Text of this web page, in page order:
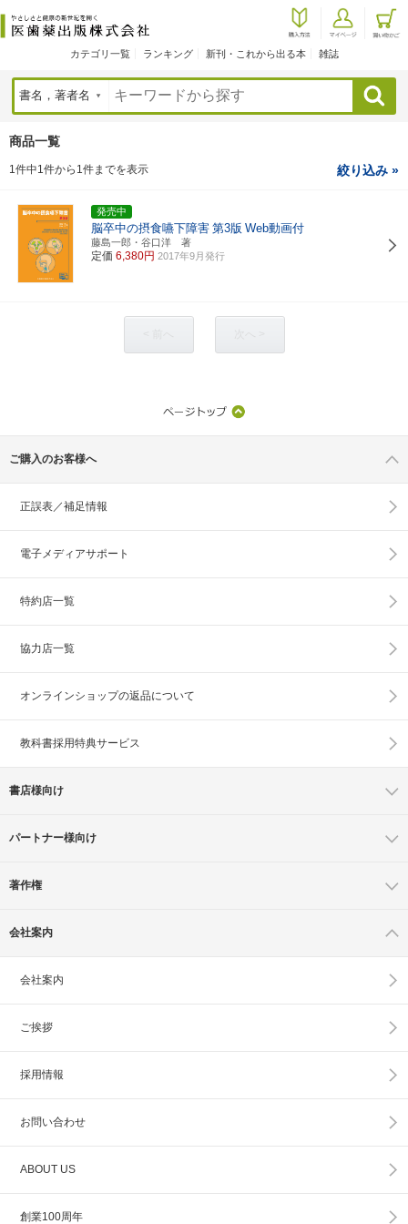
カテゴリ一覧 ランキング 新刊・これから出る本 雑誌
検索
商品一覧
1件中1件から1件までを表示 絞り込み »
発売中
脳卒中の摂食嚥下障害 第3版 Web動画付
藤島一郎・谷口洋 著
定価 6,380円 2017年9月発行
ご購入のお客様へ
正誤表／補足情報
電子メディアサポート
特約店一覧
協力店一覧
オンラインショップの返品について
教科書採用特典サービス
書店様向け
パートナー様向け
著作権
会社案内
会社案内
ご挨拶
採用情報
お問い合わせ
ABOUT US
創業100周年